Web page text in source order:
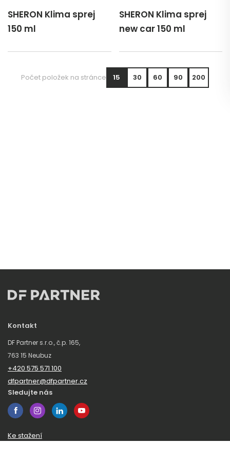
SHERON Klima sprej
150 ml
SHERON Klima sprej
new car 150 ml
Počet položek na stránce 15 30 60 90 200
Kontakt
DF Partner s.r.o., č.p. 165,
763 15 Neubuz
+420 575 571 100
dfpartner@dfpartner.cz
Sledujte nás
Ke stažení